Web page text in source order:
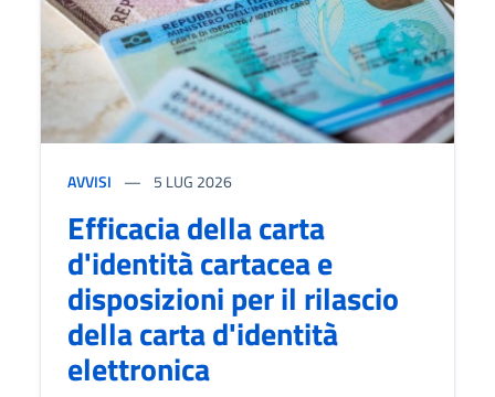
AVVISI 5 LUG 2026
Efficacia della carta
d'identità cartacea e
disposizioni per il rilascio
della carta d'identità
elettronica